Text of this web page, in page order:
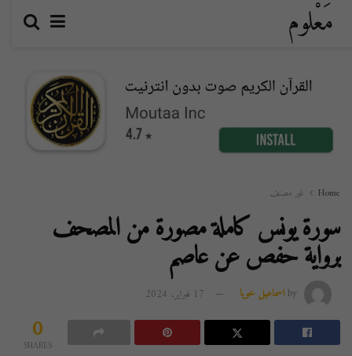
مَعْلوم
Home غير مصنف
سورة يونس كاملة مصورة من المصحف
برواية حفص عن عاصم
by اسماعيل خويا 17 فبراير، 2024
0
SHARES